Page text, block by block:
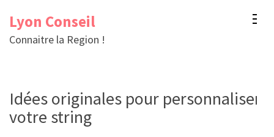
contenu
Lyon Conseil
Connaitre la Region !
Idées originales pour personnaliser
votre string